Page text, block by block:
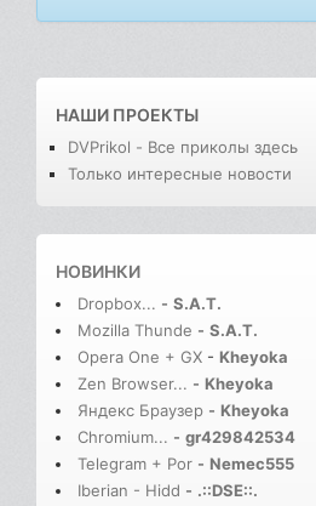
НАШИ ПРОЕКТЫ
DVPrikol - Все приколы здесь
Только интересные новости
НОВИНКИ
Dropbox... - S.A.T.
Mozilla Thunde - S.A.T.
Opera One + GX - Kheyoka
Zen Browser... - Kheyoka
Яндекс Браузер - Kheyoka
Chromium... - gr429842534
Telegram + Por - Nemec555
Iberian - Hidd - .::DSE::.